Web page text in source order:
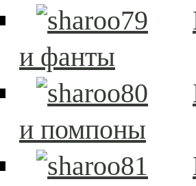
и фанты
и помпоны